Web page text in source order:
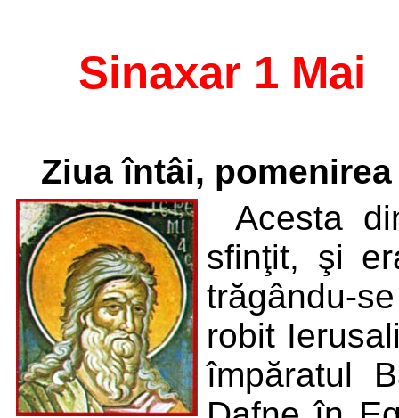
Sinaxar 1 Mai
Ziua întâi,
Acesta
sfinţit, şi
trăgându-
robit
împăratul